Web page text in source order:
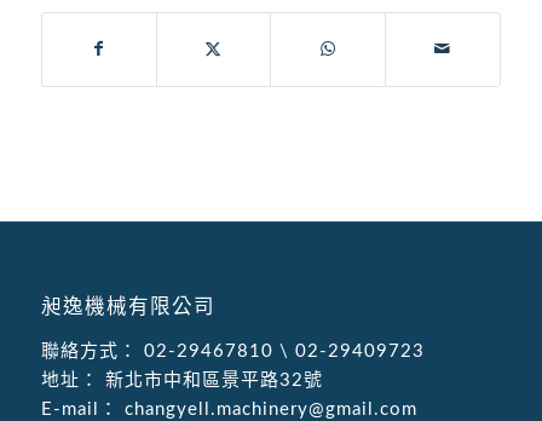
昶逸機械有限公司
聯絡方式： 02-29467810 \ 02-29409723
地址：
新北市中和區景平路32號
E-mail：
changyell.machinery@gmail.com